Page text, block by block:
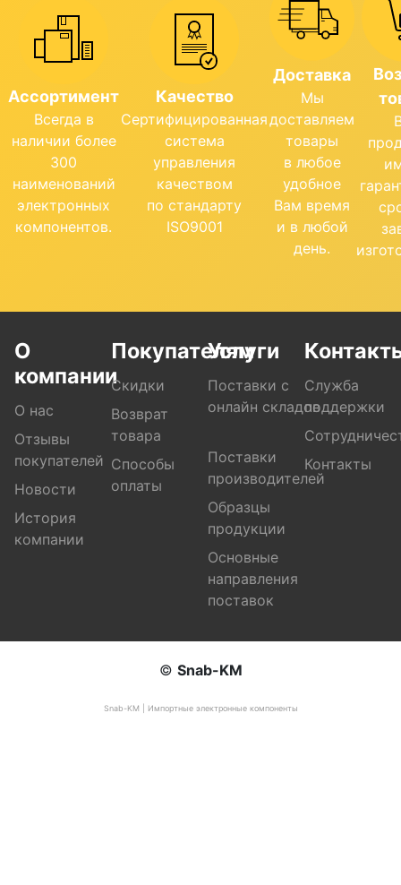
Ассортимент
Всегда в
наличии более
300
наименований
электронных
компонентов.
Качество
Сертифицированная
система
управления
качеством
по стандарту
ISO9001
Доставка
Мы
доставляем
товары
в любое
удобное
Вам время
и в любой
день.
О
компании
О нас
Отзывы
покупателей
Новости
История
компании
Покупателям
Скидки
Возврат
товара
Способы
оплаты
Услуги
Поставки с
онлайн складов
Поставки
производителей
Образцы
продукции
Основные
направления
поставок
Служба
поддержки
Контакты
© Snab-KM
Snab-KM | Импортные электронные компоненты